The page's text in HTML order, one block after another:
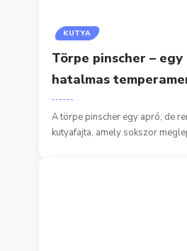
KUTYA
Törpe pinscher –
hatalmas
A törpe pinscher egy apró, de
kutyafajta, amely sokszor